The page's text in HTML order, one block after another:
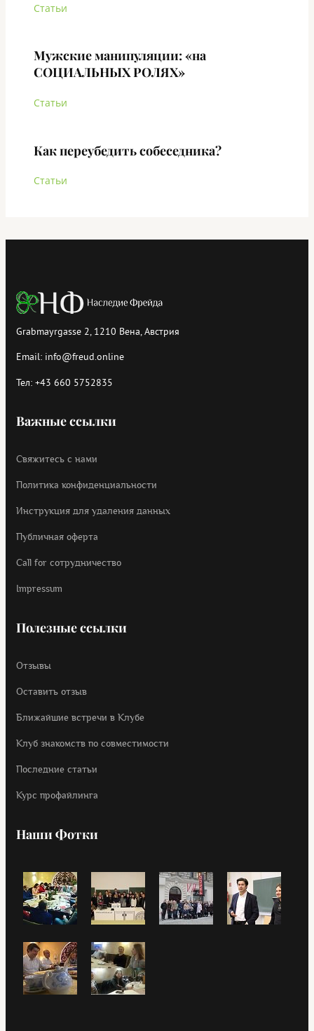
Статьи
Мужские манипуляции: «на
СОЦИАЛЬНЫХ РОЛЯХ»
Статьи
Как переубедить собеседника?
Статьи
Grabmayrgasse 2, 1210 Вена, Австрия
Email: info@freud.online
Тел: +43 660 5752835
Важные ссылки
Свяжитесь с нами
Политика конфиденциальности
Инструкция для удаления данных
Публичная оферта
Call for cотрудничество
Impressum
Полезные ссылки
Отзывы
Оставить отзыв
Ближайшие встречи в Клубе
Клуб знакомств по совместимости
Последние статьи
Курс профайлинга
Наши Фотки